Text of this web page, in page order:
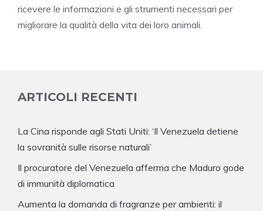
ricevere le informazioni e gli strumenti necessari per
migliorare la qualità della vita dei loro animali.
ARTICOLI RECENTI
La Cina risponde agli Stati Uniti: ‘Il Venezuela detiene
la sovranità sulle risorse naturali’
Il procuratore del Venezuela afferma che Maduro gode
di immunità diplomatica
Aumenta la domanda di fragranze per ambienti: il